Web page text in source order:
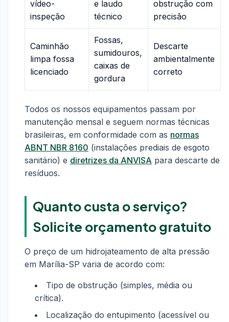
vídeo-
inspeção
e laudo
técnico
obstrução com
precisão
Caminhão
limpa fossa
licenciado
Fossas,
sumidouros,
caixas de
gordura
Descarte
ambientalmente
correto
Todos os nossos equipamentos passam por
manutenção mensal e seguem normas técnicas
brasileiras, em conformidade com as normas
ABNT NBR 8160 (instalações prediais de esgoto
sanitário) e diretrizes da ANVISA para descarte de
resíduos.
Quanto custa o serviço?
Solicite orçamento gratuito
O preço de um hidrojateamento de alta pressão
em Marília-SP varia de acordo com:
Tipo de obstrução (simples, média ou
crítica).
Localização do entupimento (acessível ou